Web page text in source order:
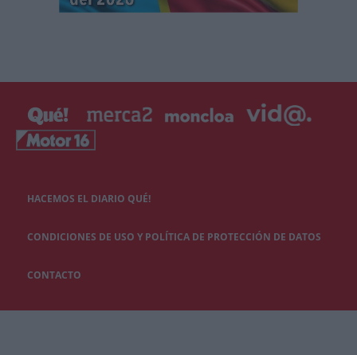
HACEMOS EL DIARIO QUÉ!
CONDICIONES DE USO Y POLÍTICA DE PROTECCIÓN DE DATOS
CONTACTO